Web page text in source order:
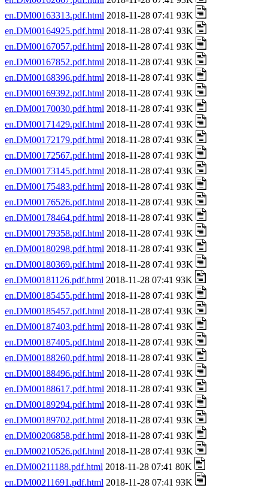
en.DM00163313.pdf.html 2018-11-28 07:41 93K
en.DM00164925.pdf.html 2018-11-28 07:41 93K
en.DM00167057.pdf.html 2018-11-28 07:41 93K
en.DM00167852.pdf.html 2018-11-28 07:41 93K
en.DM00168396.pdf.html 2018-11-28 07:41 93K
en.DM00169392.pdf.html 2018-11-28 07:41 93K
en.DM00170030.pdf.html 2018-11-28 07:41 93K
en.DM00171429.pdf.html 2018-11-28 07:41 93K
en.DM00172179.pdf.html 2018-11-28 07:41 93K
en.DM00172567.pdf.html 2018-11-28 07:41 93K
en.DM00173145.pdf.html 2018-11-28 07:41 93K
en.DM00175483.pdf.html 2018-11-28 07:41 93K
en.DM00176526.pdf.html 2018-11-28 07:41 93K
en.DM00178464.pdf.html 2018-11-28 07:41 93K
en.DM00179358.pdf.html 2018-11-28 07:41 93K
en.DM00180298.pdf.html 2018-11-28 07:41 93K
en.DM00180369.pdf.html 2018-11-28 07:41 93K
en.DM00181126.pdf.html 2018-11-28 07:41 93K
en.DM00185455.pdf.html 2018-11-28 07:41 93K
en.DM00185457.pdf.html 2018-11-28 07:41 93K
en.DM00187403.pdf.html 2018-11-28 07:41 93K
en.DM00187405.pdf.html 2018-11-28 07:41 93K
en.DM00188260.pdf.html 2018-11-28 07:41 93K
en.DM00188496.pdf.html 2018-11-28 07:41 93K
en.DM00188617.pdf.html 2018-11-28 07:41 93K
en.DM00189294.pdf.html 2018-11-28 07:41 93K
en.DM00189702.pdf.html 2018-11-28 07:41 93K
en.DM00206858.pdf.html 2018-11-28 07:41 93K
en.DM00210526.pdf.html 2018-11-28 07:41 93K
en.DM00211188.pdf.html 2018-11-28 07:41 80K
en.DM00211691.pdf.html 2018-11-28 07:41 93K